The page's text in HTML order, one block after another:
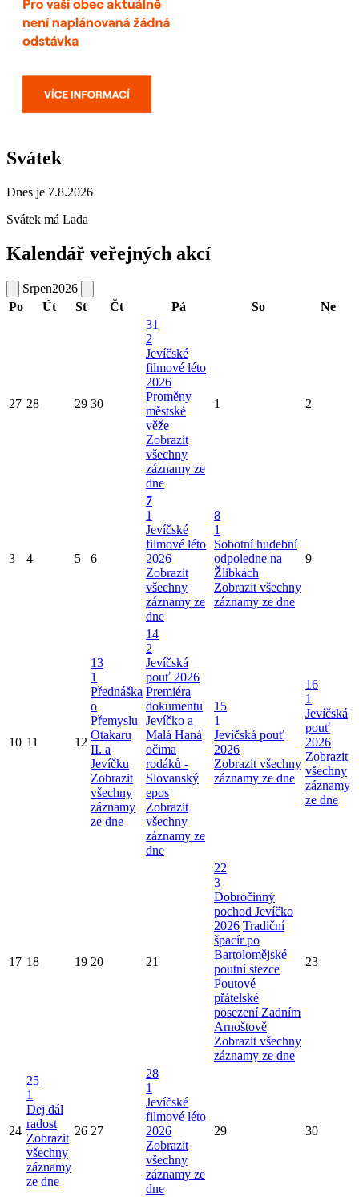
Svátek
Dnes je 7.8.2026
Svátek má Lada
Kalendář veřejných akcí
Srpen2026
Po
Út St Čt Pá So Ne
27 28 29 30
31
2
Jevíčské
filmové léto
2026
Proměny
městské
věže
Zobrazit
všechny
záznamy ze
dne
1 2
3 4 5 6
7
1
Jevíčské
filmové léto
2026
Zobrazit
všechny
záznamy ze
dne
8
1
Sobotní hudební
odpoledne na
Žlibkách
Zobrazit všechny
záznamy ze dne
9
10 11 12
13
1
Přednáška
o
Přemyslu
Otakaru
II. a
Jevíčku
Zobrazit
všechny
záznamy
ze dne
14
2
Jevíčská
pouť 2026
Premiéra
dokumentu
Jevíčko a
Malá Haná
očima
rodáků -
Slovanský
epos
Zobrazit
všechny
záznamy ze
dne
15
1
Jevíčská pouť
2026
Zobrazit všechny
záznamy ze dne
16
1
Jevíčská
pouť
2026
Zobrazit
všechny
záznamy
ze dne
17 18 19 20 21
22
3
Dobročinný
pochod Jevíčko
2026 Tradiční
špacír po
Bartolomějské
poutní stezce
Poutové
přátelské
posezení Zadním
Arnoštově
Zobrazit všechny
záznamy ze dne
23
24
25
1
Dej dál
radost
Zobrazit
všechny
záznamy
ze dne
26 27
28
1
Jevíčské
filmové léto
2026
Zobrazit
všechny
záznamy ze
dne
29 30